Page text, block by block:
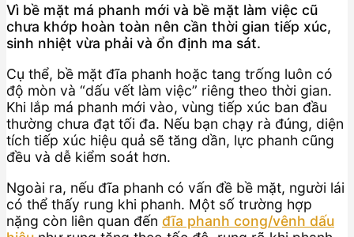
Vì bề mặt má phanh mới và bề mặt làm việc cũ
chưa khớp hoàn toàn nên cần thời gian tiếp xúc,
sinh nhiệt vừa phải và ổn định ma sát.
Cụ thể, bề mặt đĩa phanh hoặc tang trống luôn có
độ mòn và “dấu vết làm việc” riêng theo thời gian.
Khi lắp má phanh mới vào, vùng tiếp xúc ban đầu
thường chưa đạt tối đa. Nếu bạn chạy rà đúng, diện
tích tiếp xúc hiệu quả sẽ tăng dần, lực phanh cũng
đều và dễ kiểm soát hơn.
Ngoài ra, nếu đĩa phanh có vấn đề bề mặt, người lái
có thể thấy rung khi phanh. Một số trường hợp
nặng còn liên quan đến đĩa phanh cong/vênh dấu